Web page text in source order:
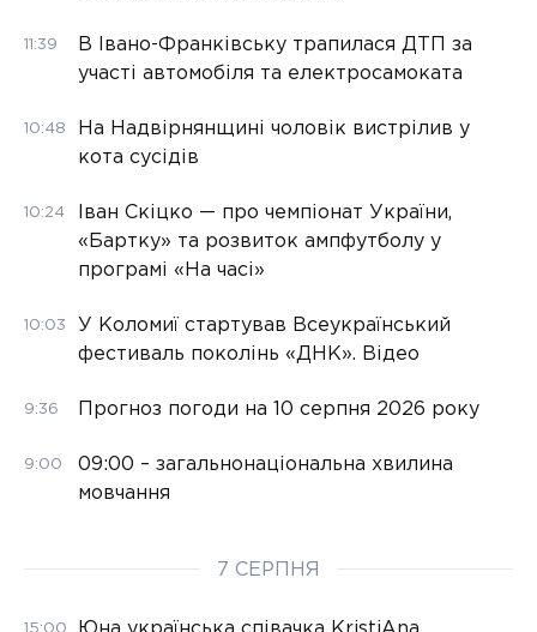
11:39
В Івано-Франківську трапилася ДТП за
участі автомобіля та електросамоката
10:48
На Надвірнянщині чоловік вистрілив у
кота сусідів
10:24
Іван Скіцко — про чемпіонат України,
«Бартку» та розвиток ампфутболу у
програмі «На часі»
10:03
У Коломиї стартував Всеукраїнський
фестиваль поколінь «ДНК». Відео
9:36 Прогноз погоди на 10 серпня 2026 року
9:00
09:00 – загальнонаціональна хвилина
мовчання
7 СЕРПНЯ
15:00